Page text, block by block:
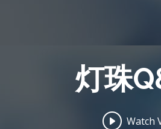
灯珠
Watch